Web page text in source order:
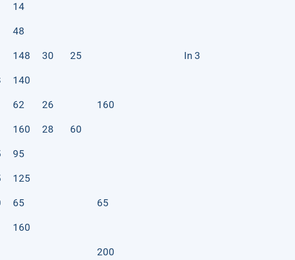
14
48
148 30 25 In 3
140
62 26 160
160 28 60
95
125
65 65
160
200